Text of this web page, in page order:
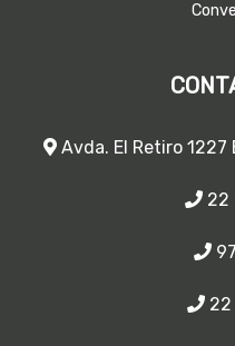
Avda. El Retiro 1227
22
22